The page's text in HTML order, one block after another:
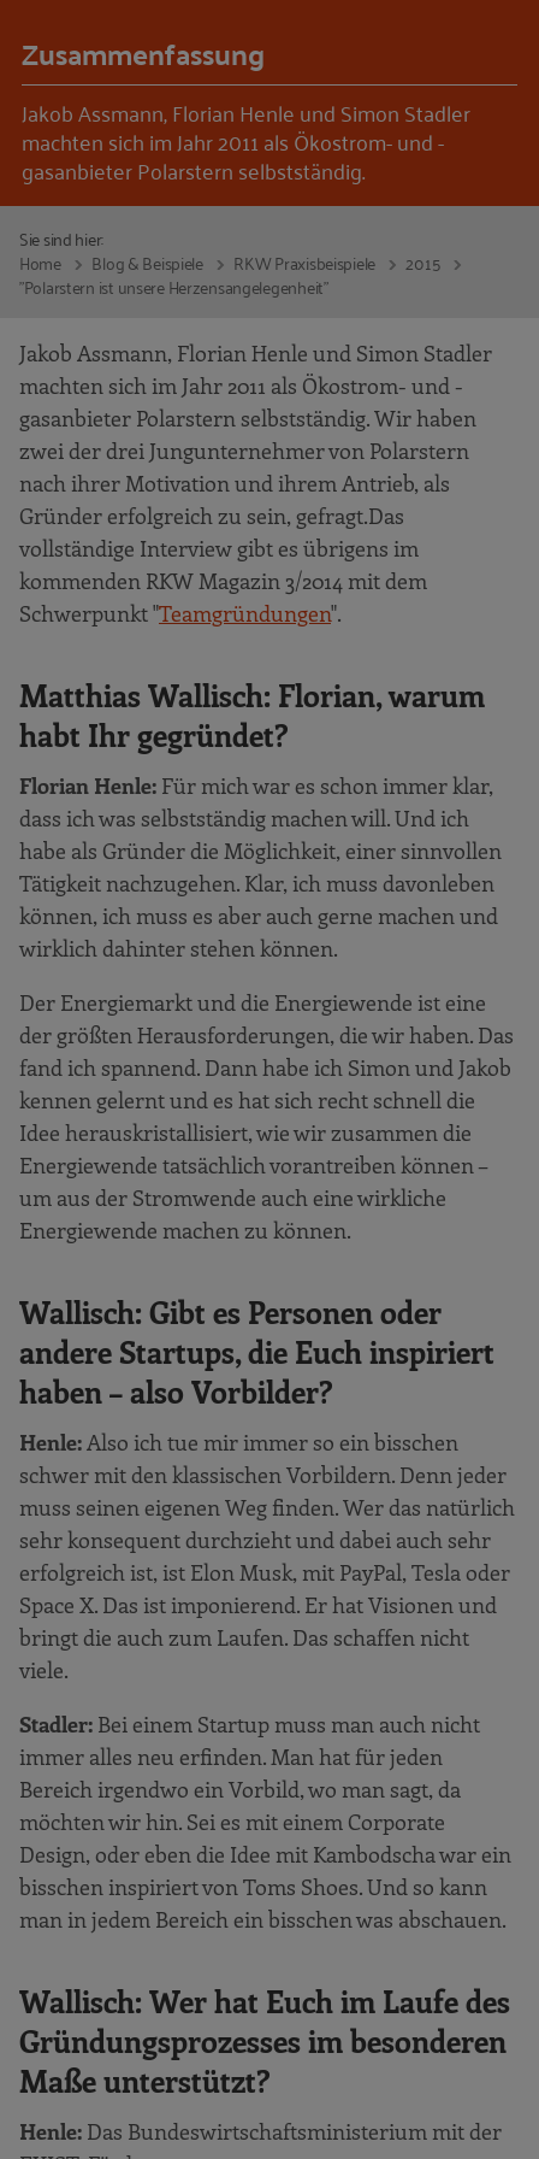
Zusammenfassung
Jakob Assmann, Florian Henle und Simon Stadler
machten sich im Jahr 2011 als Ökostrom- und -
gasanbieter Polarstern selbstständig.
Sie sind hier:
Home
Blog & Beispiele RKW Praxisbeispiele
2015
"Polarstern ist unsere Herzensangelegenheit"
Jakob Assmann, Florian Henle und Simon Stadler
machten sich im Jahr 2011 als Ökostrom- und -
gasanbieter Polarstern selbstständig. Wir haben
zwei der drei Jungunternehmer von Polarstern
nach ihrer Motivation und ihrem Antrieb, als
Gründer erfolgreich zu sein, gefragt.Das
vollständige Interview gibt es übrigens im
kommenden RKW Magazin 3/2014 mit dem
Schwerpunkt "Teamgründungen".
Matthias Wallisch: Florian, warum
habt Ihr gegründet?
Florian Henle: Für mich war es schon immer klar,
dass ich was selbstständig machen will. Und ich
habe als Gründer die Möglichkeit, einer sinnvollen
Tätigkeit nachzugehen. Klar, ich muss davonleben
können, ich muss es aber auch gerne machen und
wirklich dahinter stehen können.
Der Energiemarkt und die Energiewende ist eine
der größten Herausforderungen, die wir haben. Das
fand ich spannend. Dann habe ich Simon und Jakob
kennen gelernt und es hat sich recht schnell die
Idee herauskristallisiert, wie wir zusammen die
Energiewende tatsächlich vorantreiben können –
um aus der Stromwende auch eine wirkliche
Energiewende machen zu können.
Wallisch: Gibt es Personen oder
andere Startups, die Euch inspiriert
haben – also Vorbilder?
Henle:Also ich tue mir immer so ein bisschen
schwer mit den klassischen Vorbildern. Denn jeder
muss seinen eigenen Weg finden. Wer das natürlich
sehr konsequent durchzieht und dabei auch sehr
erfolgreich ist, ist Elon Musk, mit PayPal, Tesla oder
Space X. Das ist imponierend. Er hat Visionen und
bringt die auch zum Laufen. Das schaffen nicht
viele.
Stadler: Bei einem Startup muss man auch nicht
immer alles neu erfinden. Man hat für jeden
Bereich irgendwo ein Vorbild, wo man sagt, da
möchten wir hin. Sei es mit einem Corporate
Design, oder eben die Idee mit Kambodscha war ein
bisschen inspiriert von Toms Shoes. Und so kann
man in jedem Bereich ein bisschen was abschauen.
Wallisch: Wer hat Euch im Laufe des
Gründungsprozesses im besonderen
Maße unterstützt?
Henle: Das Bundeswirtschaftsministerium mit der